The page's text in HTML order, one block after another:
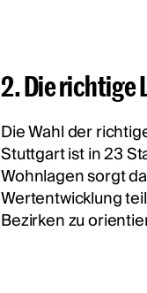
2. Die richtige
Die Wahl der
Stuttgart ist in 23
Wohnlagen sorgt
Wertentwicklung
Bezirken zu